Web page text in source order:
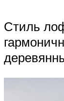
Стиль